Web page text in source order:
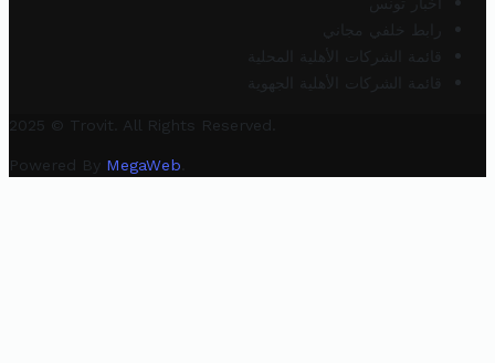
رابط خلفي مجاني
قائمة الشركات الأهلية المحلية
قائمة الشركات الأهلية الجهوية
2025 © Trovit. All Rights Reserved.
Powered By MegaWeb